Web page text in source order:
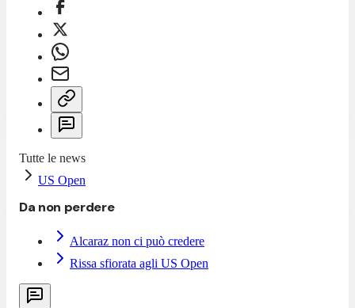
Tutte le news
US Open
Da non perdere
Alcaraz non ci può credere
Rissa sfiorata agli US Open